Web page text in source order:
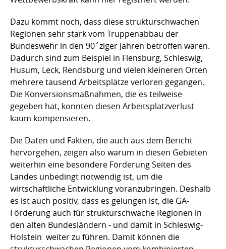
Dazu kommt noch, dass diese strukturschwachen
Regionen sehr stark vom Truppenabbau der
Bundeswehr in den 90´ziger Jahren betroffen waren.
Dadurch sind zum Beispiel in Flensburg, Schleswig,
Husum, Leck, Rendsburg und vielen kleineren Orten
mehrere tausend Arbeitsplätze verloren gegangen.
Die Konversionsmaßnahmen, die es teilweise
gegeben hat, konnten diesen Arbeitsplatzverlust
kaum kompensieren.
Die Daten und Fakten, die auch aus dem Bericht
hervorgehen, zeigen also warum in diesen Gebieten
weiterhin eine besondere Förderung Seiten des
Landes unbedingt notwendig ist, um die
wirtschaftliche Entwicklung voranzubringen. Deshalb
es ist auch positiv, dass es gelungen ist, die GA-
Förderung auch für strukturschwache Regionen in
den alten Bundesländern - und damit in Schleswig-
Holstein  weiter zu führen. Damit können die